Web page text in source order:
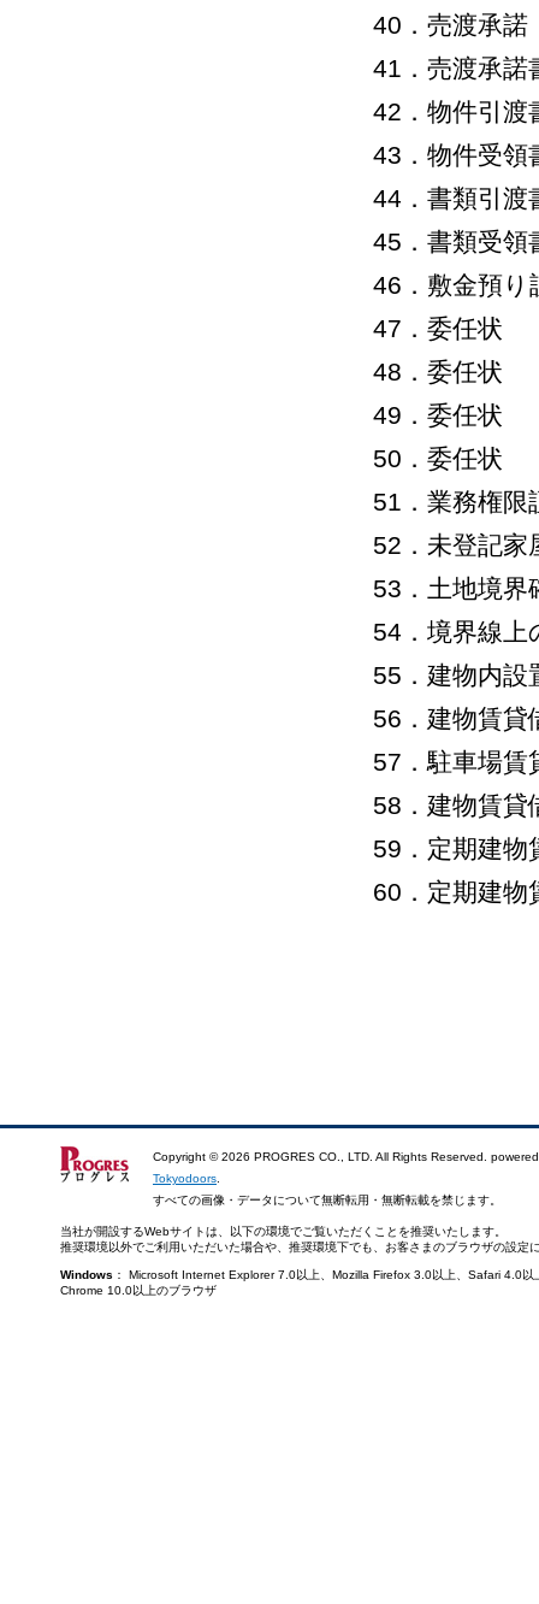
40．売渡承諾
41．売渡承諾
42．物件引渡
43．物件受領
44．書類引渡
45．書類受領
46．敷金預り
47．委任状
48．委任状
49．委任状
50．委任状
51．業務権限
52．未登記家
53．土地境界
54．境界線上
55．建物内設
56．建物賃貸
57．駐車場
58．建物賃貸
59．定期建物
60．定期建物
Copyright ©2026 PROGRES CO., LTD. All Rights Reserved.
Tokyodoors
すべての画像・データについて無断転用・無断転載を禁じます。
当社が開設するWebサイトは、以下の環境でご覧いただくことを推奨いたします。
推奨環境以外でご利用いただいた場合や、推奨環境下でも、お客さまのブラウザの設
Windows ： Microsoft Internet Explorer 7.0以上、Mozilla Firefox 3.0以上、Safari
Chrome 10.0以上のブラウザ